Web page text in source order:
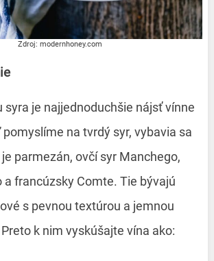
Zdroj: modernhoney.com
syra je najjednoduchšie nájsť vínne
na tvrdý syr, vybavia sa
parmezán, ovčí syr Manchego,
a francúzsky Comte. Tie bývajú
s pevnou textúrou a jemnou
k nim vyskúšajte vína ako: